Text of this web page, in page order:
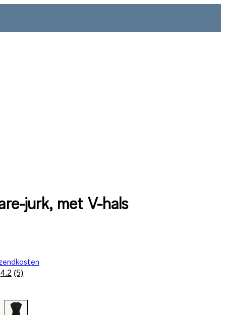
jurk, met V-hals
4.2 Lees
Dezelfde
paginalink.
(5)